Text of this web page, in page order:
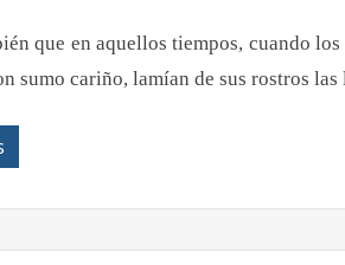
que en aquellos tiempos, cuando
sumo cariño, lamían de sus rostros